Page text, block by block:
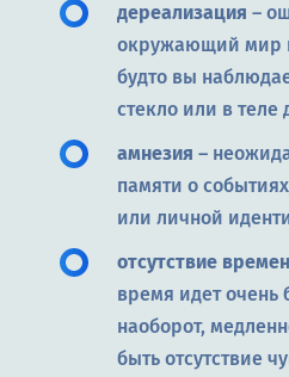
дереализация –
окружающий мир
будто вы
стекло или в теле
амнезия –
памяти о
или личной
отсутствие
время идет очень
наоборот,
быть отсутствие